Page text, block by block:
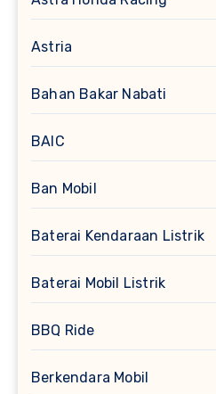
Astria
Bahan Bakar Nabati
BAIC
Ban Mobil
Baterai Kendaraan Listrik
Baterai Mobil Listrik
BBQ Ride
Berkendara Mobil